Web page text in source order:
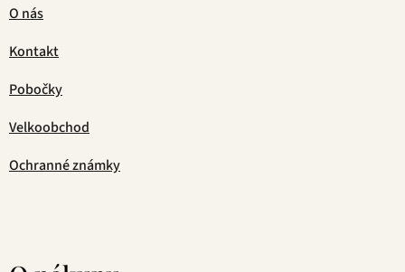
O nás
Kontakt
Pobočky
Velkoobchod
Ochranné známky